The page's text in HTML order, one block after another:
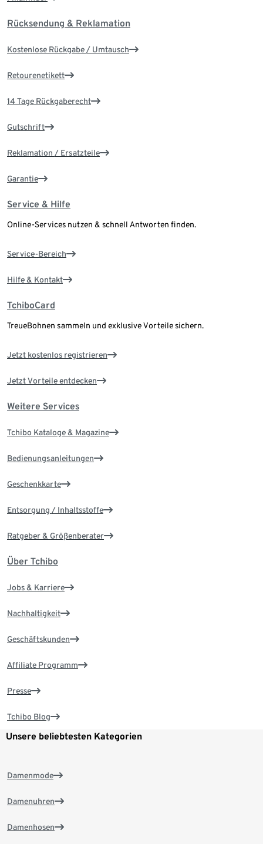
Rücksendung & Reklamation
Kostenlose Rückgabe / Umtausch
Retourenetikett
14 Tage Rückgaberecht
Gutschrift
Reklamation / Ersatzteile
Garantie
Service & Hilfe
Online-Services nutzen & schnell Antworten finden.
Service-Bereich
Hilfe & Kontakt
TchiboCard
TreueBohnen sammeln und exklusive Vorteile sichern.
Jetzt kostenlos registrieren
Jetzt Vorteile entdecken
Weitere Services
Tchibo Kataloge & Magazine
Bedienungsanleitungen
Geschenkkarte
Entsorgung / Inhaltsstoffe
Ratgeber & Größenberater
Über Tchibo
Jobs & Karriere
Nachhaltigkeit
Geschäftskunden
Affiliate Programm
Presse
Tchibo Blog
Unsere beliebtesten Kategorien
Damenmode
Damenuhren
Damenhosen